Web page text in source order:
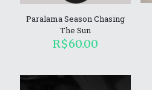
Paralama Season Chasing
The Sun
R$60.00